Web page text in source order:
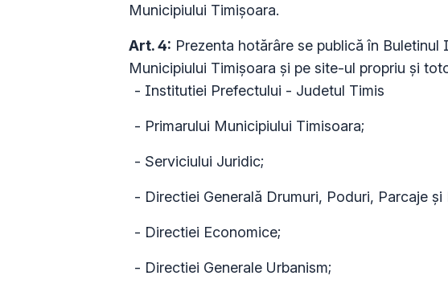
Municipiului Timişoara.
Art. 4: Prezenta hotărâre se publică în Buletinul
Municipiului Timişoara şi pe site-ul propriu şi
- Institutiei Prefectului - Judetul Timis
- Primarului Municipiului Timisoara;
- Serviciului Juridic;
- Directiei Generală Drumuri, Poduri, Parcaje și
- Directiei Economice;
- Directiei Generale Urbanism;